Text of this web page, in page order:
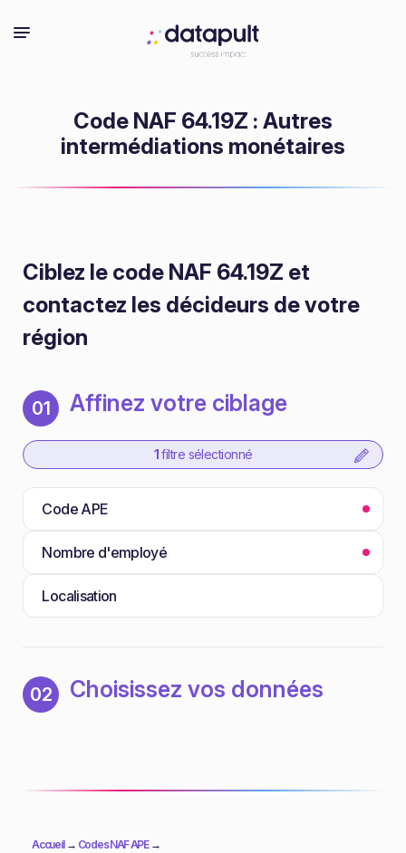
Code NAF 64.19Z : Autres
intermédiations monétaires
Ciblez le code NAF 64.19Z et
contactez les décideurs de votre
région
01 Affinez votre ciblage
1 filtre sélectionné
Code APE
Nombre d'employé
Localisation
02 Choisissez vos données
Accueil→ Codes NAF APE→